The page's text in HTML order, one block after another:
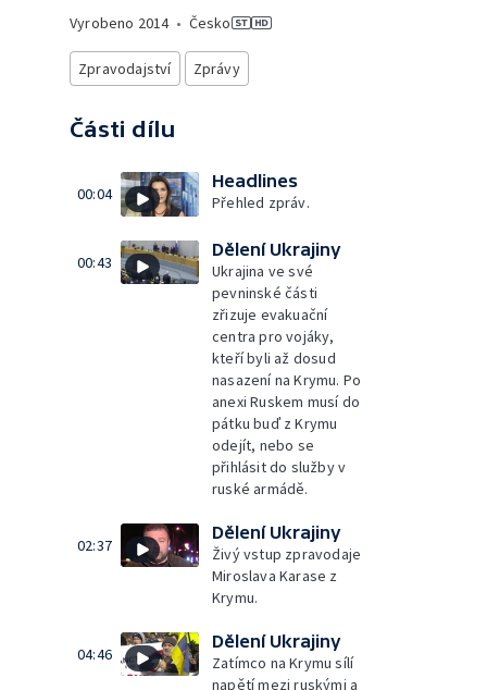
Vyrobeno 2014• Česko
Zpravodajství Zprávy
Části dílu
00:04
Headlines
Přehled zpráv.
00:43
Dělení Ukrajiny
Ukrajina ve své
pevninské části
zřizuje evakuační
centra pro vojáky,
kteří byli až dosud
nasazení na Krymu. Po
anexi Ruskem musí do
pátku buď z Krymu
odejít, nebo se
přihlásit do služby v
ruské armádě.
02:37
Dělení Ukrajiny
Živý vstup zpravodaje
Miroslava Karase z
Krymu.
04:46
Dělení Ukrajiny
Zatímco na Krymu sílí
napětí mezi ruskými a